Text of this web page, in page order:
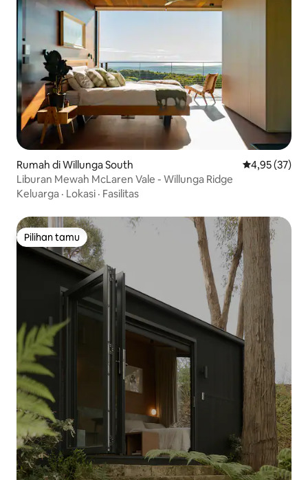
Rumah di Willunga South Nilai rata-rata
4,95 (37)
Liburan Mewah McLaren Vale - Willunga Ridge
Keluarga · Lokasi · Fasilitas
Pilihan tamu
Pilihan tamu